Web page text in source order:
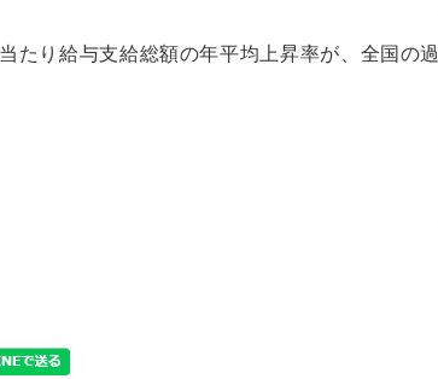
たり給与支給総額の年平均上昇率が、全国の過